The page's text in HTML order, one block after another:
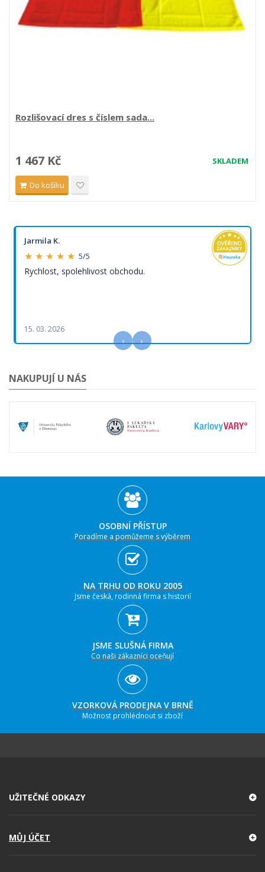
Rozlišovací dres s číslem sada...
SKLADEM
1 467 Kč
Do košíku
Jarmila K.
★ ★ ★ ★ ★ 5/5
Rychlost, spolehlivost obchodu.
15. 03. 2026
‹ ›
NAKUPUJÍ U NÁS
OSOBNÍ PŘÍSTUP
Poradíme a pomůžeme s výběrem
NA TRHU OD ROKU 2005
Jsme česká, rodinná firma s historií
JSME SLUŠNÁ FIRMA
Co naši zákazníci oceňují
VZORKOVÁ PRODEJNA V BRNĚ
Možnost prohlédnout si zboží
UŽITEČNÉ ODKAZY
MŮJ ÚČET